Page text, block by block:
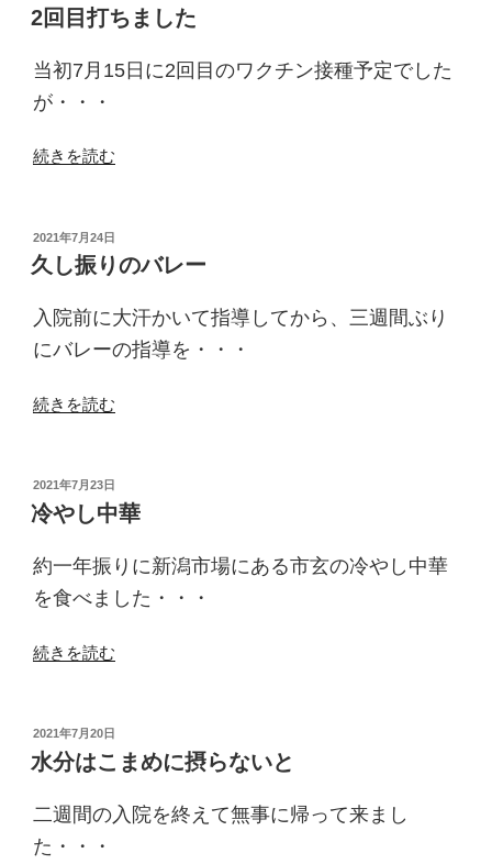
祭
の
稿
日:
2回目打ちました
当初7月15日に2回目のワクチン接種予定でした
が・・・
“2
打
ち
し
た”
続きを読む
投
稿
日:
2021年7月24日
久し振りのバレー
入院前に大汗かいて指導してから、三週間ぶり
にバレーの指導を・・・
“久
り
の
レ
ー”
続きを読む
投
稿
日:
2021年7月23日
冷やし中華
約一年振りに新潟市場にある市玄の冷やし中華
を食べました・・・
“冷
中
華”
続きを読む
投
稿
日:
2021年7月20日
水分はこまめに摂らないと
二週間の入院を終えて無事に帰って来まし
た・・・